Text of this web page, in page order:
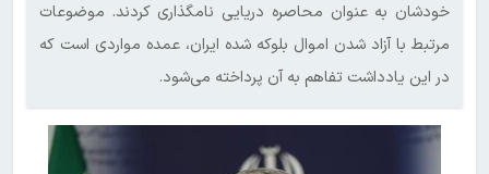
خودشان به عنوان محاصره دریایی نامگذاری کردند. موضوعات
مرتبط با آزاد شدن اموال بلوکه شده ایران، عمده مواردی است که
در این یادداشت تفاهم به آن پرداخته می‌شود.